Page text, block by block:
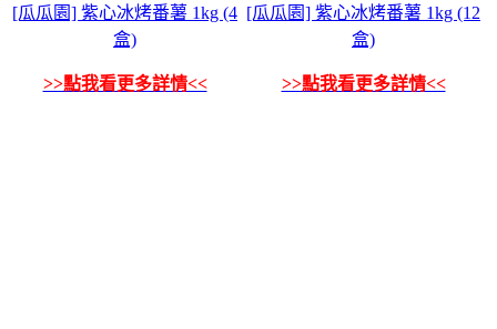
[瓜瓜園] 紫心冰烤番薯 1kg (4
盒)
>>點我看更多詳情<<
[瓜瓜園] 紫心冰烤番薯 1kg (12
盒)
>>點我看更多詳情<<